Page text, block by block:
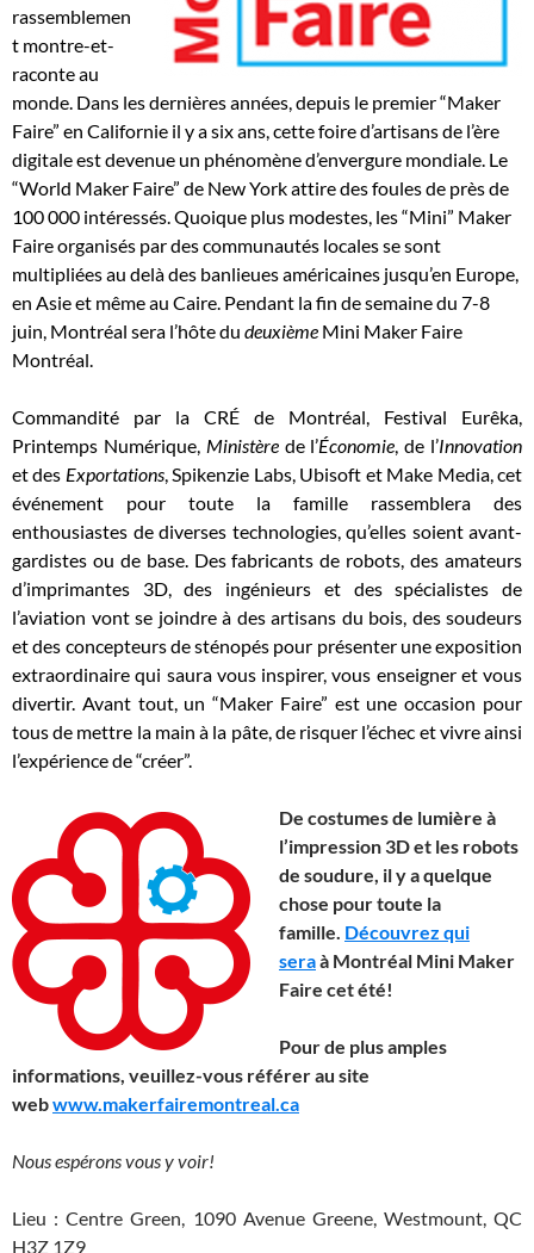
rassemblemen
t montre-et-
raconte au
monde. Dans les dernières années, depuis le premier “Maker
Faire” en Californie il y a six ans, cette foire d’artisans de l’ère
digitale est devenue un phénomène d’envergure mondiale. Le
“World Maker Faire” de New York attire des foules de près de
100 000 intéressés. Quoique plus modestes, les “Mini” Maker
Faire organisés par des communautés locales se sont
multipliées au delà des banlieues américaines jusqu’en Europe,
en Asie et même au Caire. Pendant la fin de semaine du 7-8
juin, Montréal sera l’hôte du deuxième Mini Maker Faire
Montréal.
Commandité par la CRÉ de Montréal, Festival Eurêka,
Printemps Numérique, Ministèrede l’Économie, de l’Innovation
et des Exportations, Spikenzie Labs, Ubisoft et Make Media, cet
événement pour toute la famille rassemblera des
enthousiastes de diverses technologies, qu’elles soient avant-
gardistes ou de base. Des fabricants de robots, des amateurs
d’imprimantes 3D, des ingénieurs et des spécialistes de
l’aviation vont se joindre à des artisans du bois, des soudeurs
et des concepteurs de sténopés pour présenter une exposition
extraordinaire qui saura vous inspirer, vous enseigner et vous
divertir. Avant tout, un “Maker Faire” est une occasion pour
tous de mettre la main à la pâte, de risquer l’échec et vivre ainsi
l’expérience de “créer”.
De costumes de lumière à
l’impression 3D et les robots
de soudure, il y a quelque
chose pour toute la
famille. Découvrez qui
seraà Montréal Mini Maker
Faire cet été!
Pour de plus amples
informations, veuillez-vous référer au site
webwww.makerfairemontreal.ca
Nous espérons vous y voir!
Lieu : Centre Green, 1090 Avenue Greene, Westmount, QC
H3Z 1Z9